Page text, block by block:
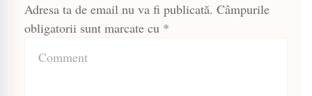
Adresa ta de email nu va fi publicată. Câmpurile
obligatorii sunt marcate cu *